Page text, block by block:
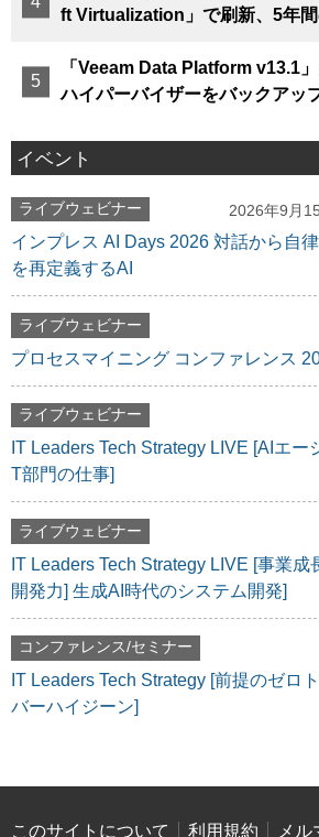
ft Virtualization」で刷新、5年
「Veeam Data Platform v13.1
ハイパーバイザーをバックアッ
イベント
ライブウェビナー 2026年9月
インプレス AI Days 2026 対話から自
を再定義するAI
ライブウェビナー
プロセスマイニング コンファレンス
ライブウェビナー
IT Leaders Tech Strategy LIVE [AIエー
T部門の仕事]
ライブウェビナー
IT Leaders Tech Strategy LIVE [事業
開発力] 生成AI時代のシステム開発]
コンファレンス/セミナー
IT Leaders Tech Strategy [前提のゼロ
バーハイジーン]
このサイトについて 利用規約
メル